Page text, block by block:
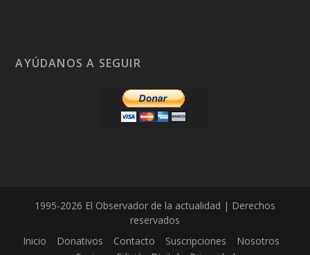
AYÚDANOS A SEGUIR
1995-2026 El Observador de la actualidad | Derechos
reservados
Inicio
Donativos Contacto Suscripciones
Nosotros